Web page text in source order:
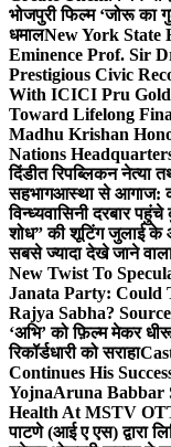
भोजपुरी फिल्म ‘जोरू का
धमालNew York State
Eminence Prof. Sir
Prestigious Civic
With ICICI Pru Gold
Toward Lifelong
Madhu Krishan
Nations
दिंडीत रिपब्लिकन नेत्या
सहभागआस्था से आगाज:
विन्ध्यवासिनी दरबार
शोध” की शूटिंग जुलाई के
सबसे ज्यादा देखे जाने
New Twist To
Janata Party: Could
Rajya Sabha?
‘अभि’ को फ़िल्म मेकर
रिकॉर्डधारी को सराहा
Continues His
YojnaAruna Babbar
Health At MSTV
पाटणे (आई ए एस) द्वारा